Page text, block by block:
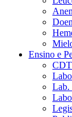
Ensino e
CDT
Lab.